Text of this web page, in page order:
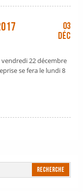
03
Déc
22 décembre
se fera le lundi 8